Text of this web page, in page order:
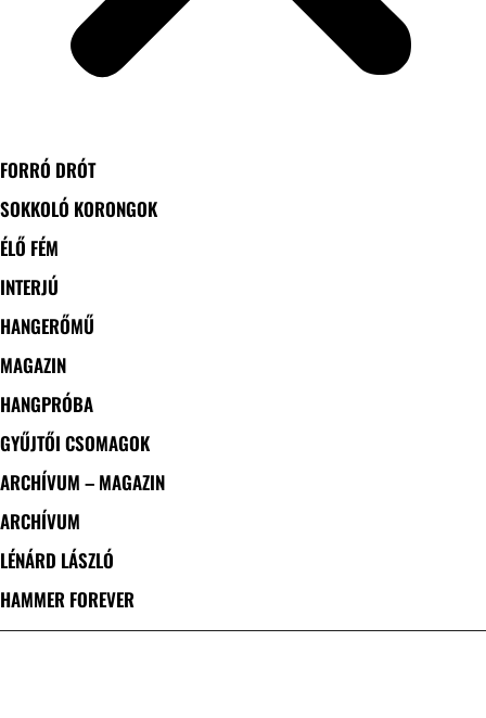
FORRÓ DRÓT
SOKKOLÓ KORONGOK
ÉLŐ FÉM
INTERJÚ
HANGERŐMŰ
MAGAZIN
HANGPRÓBA
GYŰJTŐI CSOMAGOK
ARCHÍVUM – MAGAZIN
ARCHÍVUM
LÉNÁRD LÁSZLÓ
HAMMER FOREVER